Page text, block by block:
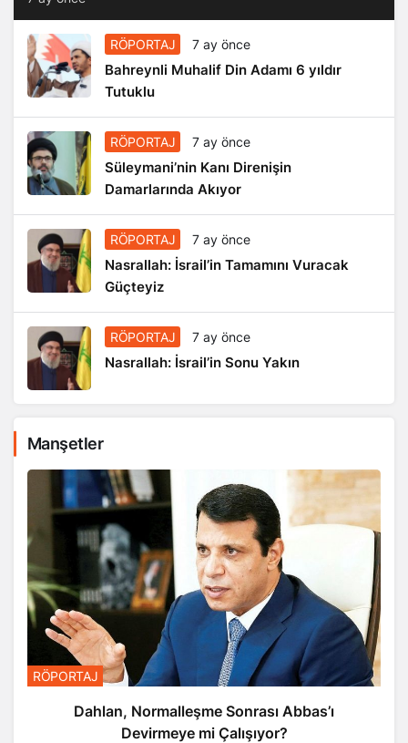
RÖPORTAJ 7 ay önce
Bahreynli Muhalif Din Adamı 6 yıldır
Tutuklu
RÖPORTAJ 7 ay önce
Süleymani’nin Kanı Direnişin
Damarlarında Akıyor
RÖPORTAJ 7 ay önce
Nasrallah: İsrail’in Tamamını Vuracak
Güçteyiz
RÖPORTAJ 7 ay önce
Nasrallah: İsrail’in Sonu Yakın
Manşetler
RÖPORTAJ
Dahlan, Normalleşme Sonrası Abbas’ı
Devirmeye mi Çalışıyor?